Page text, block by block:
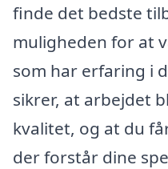
finde det bedste
muligheden for at
som har erfaring i
sikrer, at arbejdet
kvalitet, og at du
der forstår dine